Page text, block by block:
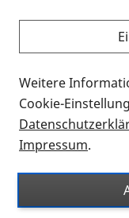
Sie möchten
suchen und
können?
Thema
für blinde und
Auf dieser Seite
Ort. Nutzen Sie
nach Flyern und
Weitere
Cookie-
Impressum.